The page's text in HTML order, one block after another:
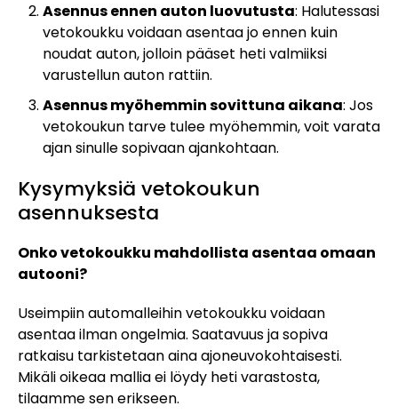
Asennus ennen auton luovutusta: Halutessasi
vetokoukku voidaan asentaa jo ennen kuin
noudat auton, jolloin pääset heti valmiiksi
varustellun auton rattiin.
Asennus myöhemmin sovittuna aikana: Jos
vetokoukun tarve tulee myöhemmin, voit varata
ajan sinulle sopivaan ajankohtaan.
Kysymyksiä vetokoukun
asennuksesta
Onko vetokoukku mahdollista asentaa omaan
autooni?
Useimpiin automalleihin vetokoukku voidaan
asentaa ilman ongelmia. Saatavuus ja sopiva
ratkaisu tarkistetaan aina ajoneuvokohtaisesti.
Mikäli oikeaa mallia ei löydy heti varastosta,
tilaamme sen erikseen.